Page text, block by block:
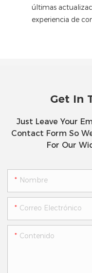
últimas
experiencia de
Get In
Just Leave Your
Contact Form So
For Our
Nombre
Correo Electrónico
Contenido